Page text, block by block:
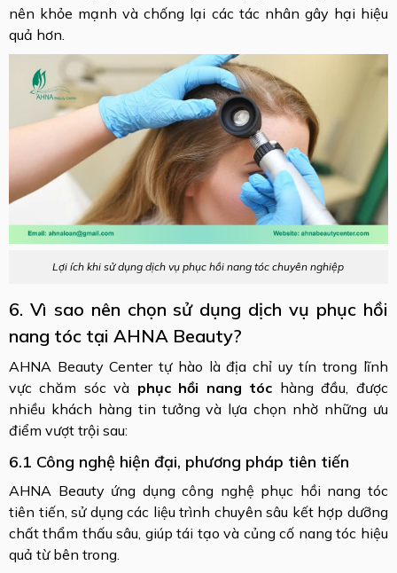
nên khỏe mạnh và chống lại các tác nhân gây hại hiệu
quả hơn.
Lợi ích khi sử dụng dịch vụ phục hồi nang tóc chuyên nghiệp
6. Vì sao nên chọn sử dụng dịch vụ phục hồi
nang tóc tại AHNA Beauty?
AHNA Beauty Center tự hào là địa chỉ uy tín trong lĩnh
vực chăm sóc và phục hồi nang tóc hàng đầu, được
nhiều khách hàng tin tưởng và lựa chọn nhờ những ưu
điểm vượt trội sau:
6.1 Công nghệ hiện đại, phương pháp tiên tiến
AHNA Beauty ứng dụng công nghệ phục hồi nang tóc
tiên tiến, sử dụng các liệu trình chuyên sâu kết hợp dưỡng
chất thẩm thấu sâu, giúp tái tạo và củng cố nang tóc hiệu
quả từ bên trong.